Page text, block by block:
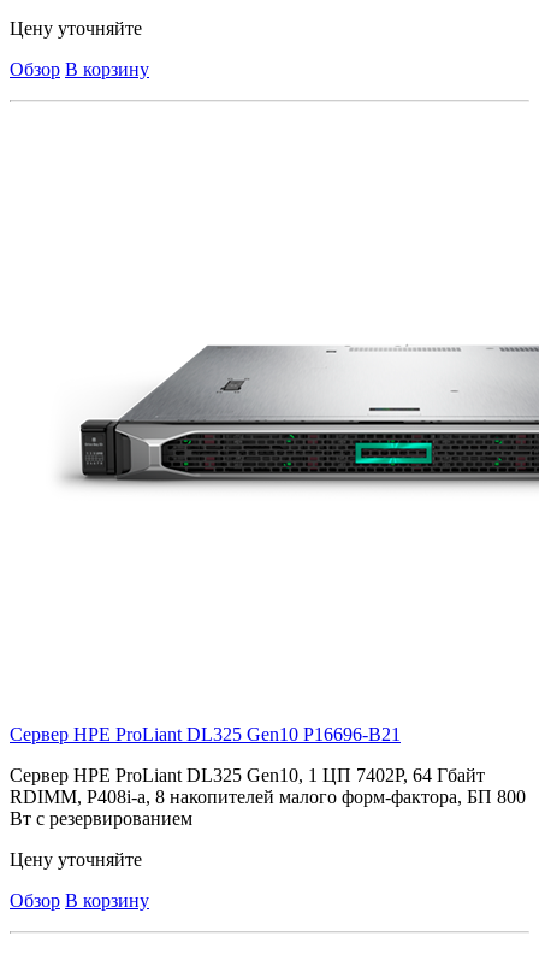
Цену уточняйте
Обзор В корзину
Сервер HPE ProLiant DL325 Gen10 P16696-B21
Сервер HPE ProLiant DL325 Gen10, 1 ЦП 7402P, 64 Гбайт
RDIMM, P408i-a, 8 накопителей малого форм-фактора, БП 800
Вт с резервированием
Цену уточняйте
Обзор В корзину